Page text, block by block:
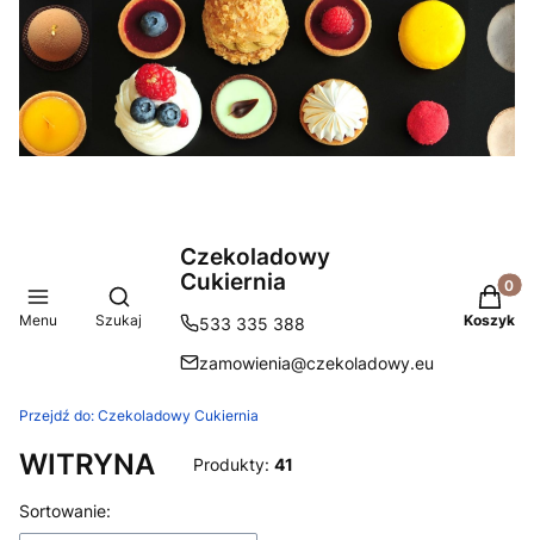
Menu
Otwórz wyszukiwarkę
Szukaj
Czekoladowy
Cukiernia
533 335 388
zamowienia@czekoladowy.eu
Koszyk
Przejdź do: Czekoladowy Cukiernia
WITRYNA Produkty: 41
Lista produktów
Sortowanie: